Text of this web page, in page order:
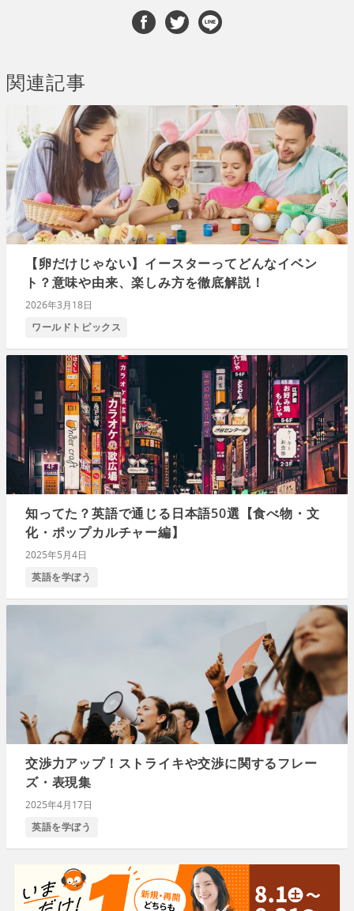
関連記事
【卵だけじゃない】イースターってどんなイベン
ト？意味や由来、楽しみ方を徹底解説！
2026年3月18日
ワールドトピックス
知ってた？英語で通じる日本語50選【食べ物・文
化・ポップカルチャー編】
2025年5月4日
英語を学ぼう
交渉力アップ！ストライキや交渉に関するフレー
ズ・表現集
2025年4月17日
英語を学ぼう